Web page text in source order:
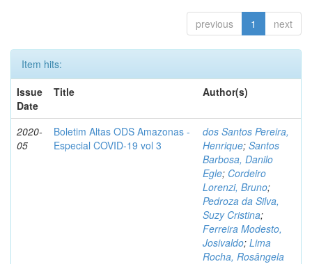
previous 1 next
Item hits:
Issue
Date
Title Author(s)
2020-
05
Boletim Altas ODS Amazonas -
Especial COVID-19 vol 3
dos Santos Pereira,
Henrique; Santos
Barbosa, Danilo
Egle; Cordeiro
Lorenzi, Bruno;
Pedroza da Silva,
Suzy Cristina;
Ferreira Modesto,
Josivaldo; Lima
Rocha, Rosângela